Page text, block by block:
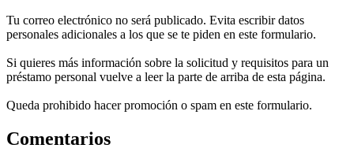
Tu correo electrónico no será publicado. Evita escribir datos
personales adicionales a los que se te piden en este formulario.
Si quieres más información sobre la solicitud y requisitos para un
préstamo personal vuelve a leer la parte de arriba de esta página.
Queda prohibido hacer promoción o spam en este formulario.
Comentarios